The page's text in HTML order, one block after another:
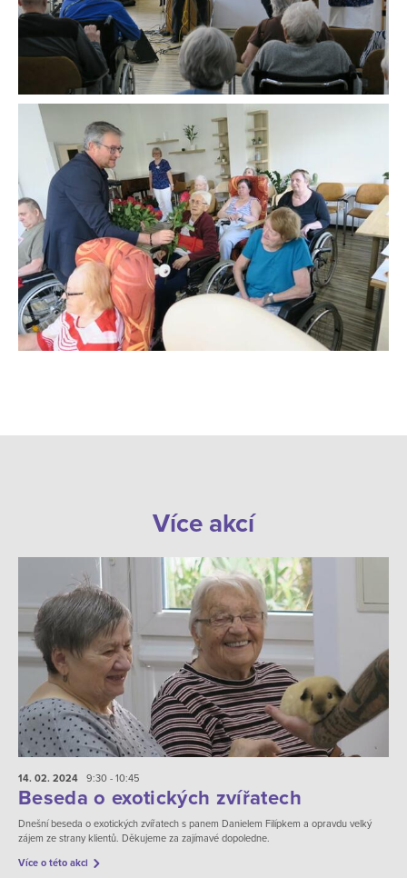
Více akcí
14. 02. 2024 9:30 - 10:45
Beseda o exotických zvířatech
Dnešní beseda o exotických zvířatech s panem Danielem Filípkem a opravdu velký
zájem ze strany klientů. Děkujeme za zajímavé dopoledne.
Více o této akci